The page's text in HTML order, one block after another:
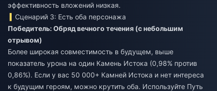
эффективность вложений низкая.
Сценарий 3: Есть оба персонажа
Победитель: Обряд вечного течения (с небольшим
отрывом)
Более широкая совместимость в будущем, выше
показатель урона на один Камень Истока (0,98% против
0,86%). Если у вас 50 000+ Камней Истока и нет интереса
к будущим героям, можно крутить оба. Используйте Путь